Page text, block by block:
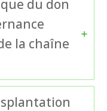
du don
la chaîne